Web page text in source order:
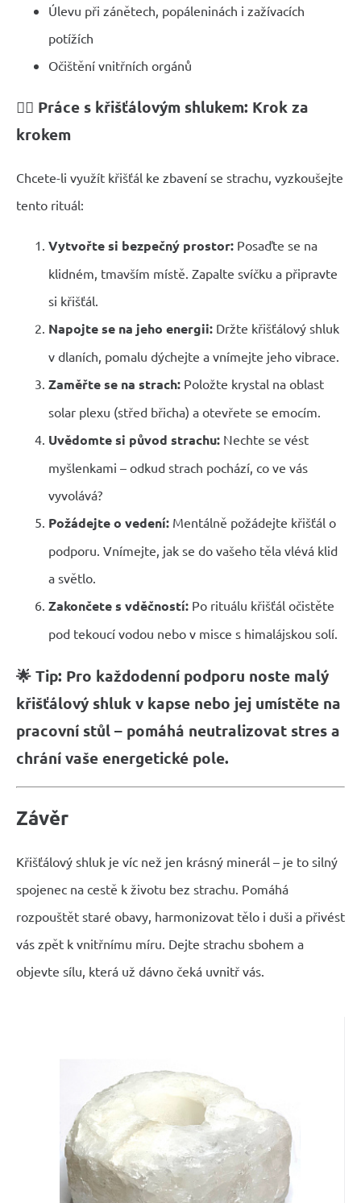
Úlevu při zánětech, popáleninách i zažívacích
potížích
Očištění vnitřních orgánů
🧘‍♀️ Práce s křišťálovým shlukem: Krok za
krokem
Chcete-li využít křišťál ke zbavení se strachu, vyzkoušejte
tento rituál:
Vytvořte si bezpečný prostor: Posaďte se na
klidném, tmavším místě. Zapalte svíčku a připravte
si křišťál.
Napojte se na jeho energii: Držte křišťálový shluk
v dlaních, pomalu dýchejte a vnímejte jeho vibrace.
Zaměřte se na strach: Položte krystal na oblast
solar plexu (střed břicha) a otevřete se emocím.
Uvědomte si původ strachu: Nechte se vést
myšlenkami – odkud strach pochází, co ve vás
vyvolává?
Požádejte o vedení: Mentálně požádejte křišťál o
podporu. Vnímejte, jak se do vašeho těla vlévá klid
a světlo.
Zakončete s vděčností: Po rituálu křišťál očistěte
pod tekoucí vodou nebo v misce s himalájskou solí.
🌟 Tip: Pro každodenní podporu noste malý
křišťálový shluk v kapse nebo jej umístěte na
pracovní stůl – pomáhá neutralizovat stres a
chrání vaše energetické pole.
Závěr
Křišťálový shluk je víc než jen krásný minerál – je to silný
spojenec na cestě k životu bez strachu. Pomáhá
rozpouštět staré obavy, harmonizovat tělo i duši a přivést
vás zpět k vnitřnímu míru. Dejte strachu sbohem a
objevte sílu, která už dávno čeká uvnitř vás.
Křišťál Svícen surový přírodní
kámen 110 x 110 x 60 mm 1 kus,
kámen kamenů
855Kč
Oblíbený
Porovnat
Máš pocit, že potřebuješ klid? Křišťál ti ho
přinese okamžitě.